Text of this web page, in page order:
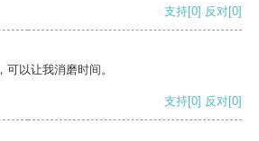
支持[0] 反对[0]
以让我消磨时间。
支持[0] 反对[0]